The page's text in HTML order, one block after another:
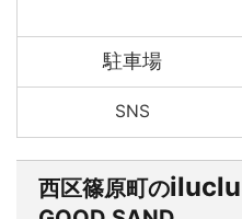
駐車場
SNS
西区篠原町のiluclu